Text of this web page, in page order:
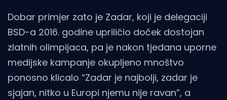
Dobar primjer zato je Zadar, koji je delegaciji
BSD-a 2016. godine upriličio doček dostojan
zlatnih olimpijaca, pa je nakon tjedana uporne
medijske kampanje okupljeno mnoštvo
ponosno klicalo “Zadar je najbolji, zadar je
sjajan, nitko u Europi njemu nije ravan”, a